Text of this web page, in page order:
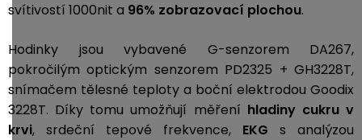
svítivostí 1000nit a 96% zobrazovací plochou.
Hodinky jsou vybavené G-senzorem DA267,
pokročilým optickým senzorem PD2325 + GH3228T,
snímačem tělesné teploty a boční elektrodou Goodix
3228T. Díky tomu umožňují měření hladiny cukru v
krvi, srdeční tepové frekvence, EKG s analýzou